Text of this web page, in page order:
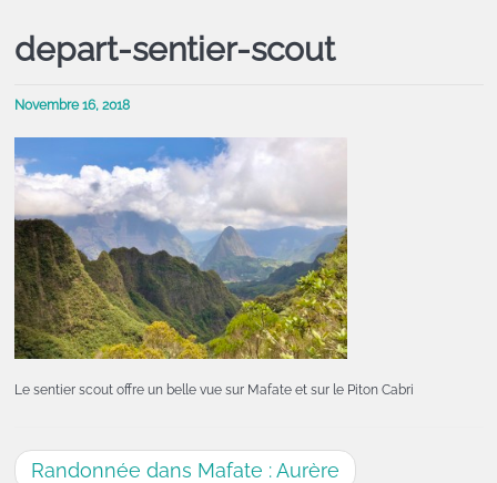
depart-sentier-scout
Novembre 16, 2018
Le sentier scout offre un belle vue sur Mafate et sur le Piton Cabri
Randonnée dans Mafate : Aurère